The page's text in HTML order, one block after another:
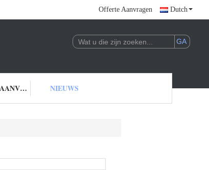
Offerte Aanvragen Dutch
OFFERTE AANVRAGEN NIEUWS